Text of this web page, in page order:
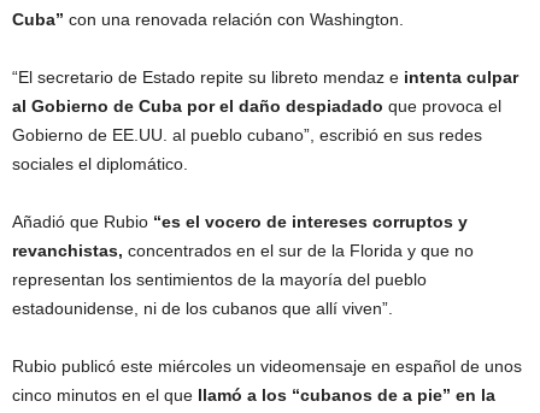
Cuba” con una renovada relación con Washington.
“El secretario de Estado repite su libreto mendaz e intenta culpar
al Gobierno de Cuba por el daño despiadado que provoca el
Gobierno de EE.UU. al pueblo cubano”, escribió en sus redes
sociales el diplomático.
Añadió que Rubio “es el vocero de intereses corruptos y
revanchistas, concentrados en el sur de la Florida y que no
representan los sentimientos de la mayoría del pueblo
estadounidense, ni de los cubanos que allí viven”.
Rubio publicó este miércoles un videomensaje en español de unos
cinco minutos en el que llamó a los “cubanos de a pie” en la